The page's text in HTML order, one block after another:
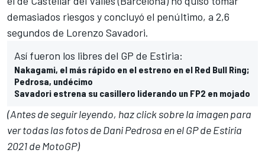
demasiados riesgos y concluyó el penúltimo, a 2,6
segundos de Lorenzo Savadori.
Así fueron los libres del GP de Estiria:
Nakagami, el más rápido en el estreno en el Red Bull Ring;
Pedrosa, undécimo
Savadori estrena su casillero liderando un FP2 en mojado
(Antes de seguir leyendo, haz click sobre la imagen para
ver todas las fotos de Dani Pedrosa en el GP de Estiria
2021 de MotoGP)